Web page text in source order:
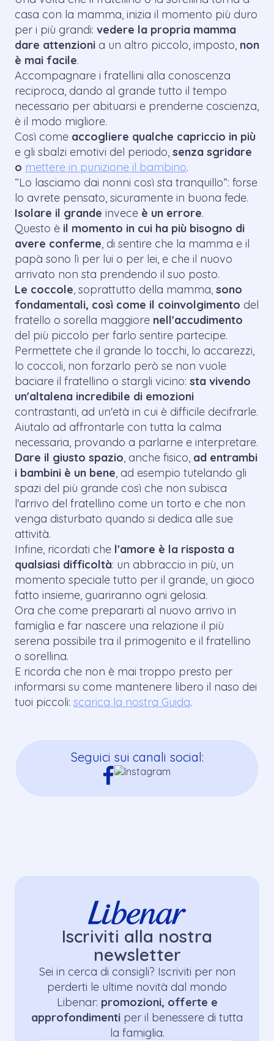
casa con la mamma, inizia il momento più duro
per i più grandi: vedere la propria mamma
dare attenzioni a un altro piccolo, imposto, non
è mai facile.
Accompagnare i fratellini alla conoscenza
reciproca, dando al grande tutto il tempo
necessario per abituarsi e prenderne coscienza,
è il modo migliore.
Così come accogliere qualche capriccio in più
e gli sbalzi emotivi del periodo, senza sgridare
o mettere in punizione il bambino.
“Lo lasciamo dai nonni così sta tranquillo”: forse
lo avrete pensato, sicuramente in buona fede.
Isolare il grande invece è un errore.
Questo è il momento in cui ha più bisogno di
avere conferme, di sentire che la mamma e il
papà sono lì per lui o per lei, e che il nuovo
arrivato non sta prendendo il suo posto.
Le coccole, soprattutto della mamma, sono
fondamentali, così come il coinvolgimento del
fratello o sorella maggiore nell'accudimento
del più piccolo per farlo sentire partecipe.
Permettete che il grande lo tocchi, lo accarezzi,
lo coccoli, non forzarlo però se non vuole
baciare il fratellino o stargli vicino: sta vivendo
un'altalena incredibile di emozioni
contrastanti, ad un'età in cui è difficile decifrarle.
Aiutalo ad affrontarle con tutta la calma
necessaria, provando a parlarne e interpretare.
Dare il giusto spazio, anche fisico, ad entrambi
i bambini è un bene, ad esempio tutelando gli
spazi del più grande così che non subisca
l'arrivo del fratellino come un torto e che non
venga disturbato quando si dedica alle sue
attività.
Infine, ricordati che l'amore è la risposta a
qualsiasi difficoltà: un abbraccio in più, un
momento speciale tutto per il grande, un gioco
fatto insieme, guariranno ogni gelosia.
Ora che come prepararti al nuovo arrivo in
famiglia e far nascere una relazione il più
serena possibile tra il primogenito e il fratellino
o sorellina.
E ricorda che non è mai troppo presto per
informarsi su come mantenere libero il naso dei
tuoi piccoli: scarica la nostra Guida.
Seguici sui canali social:
Iscriviti alla nostra
newsletter
Sei in cerca di consigli? Iscriviti per non
perderti le ultime novità dal mondo
Libenar: promozioni, offerte e
approfondimenti per il benessere di tutta
la famiglia.